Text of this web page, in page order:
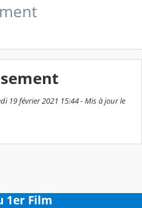
19 février 2021 15:44 - Mis à jour le
1er Film